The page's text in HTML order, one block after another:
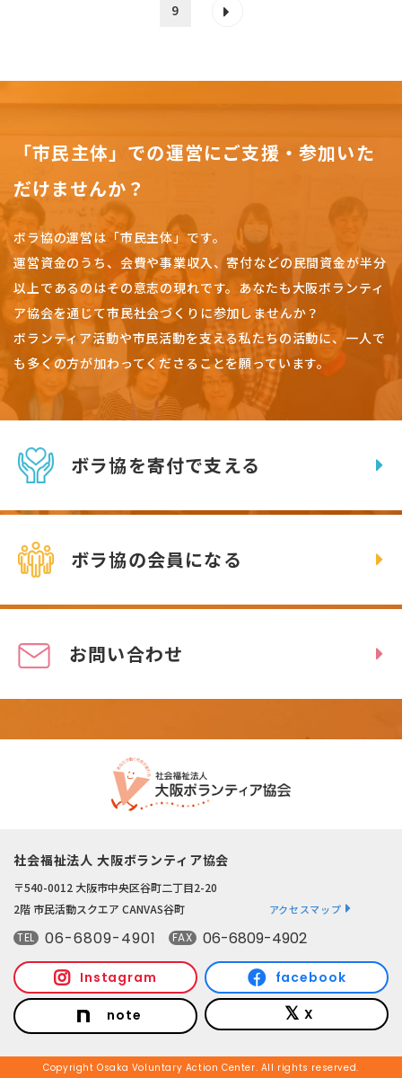
9
「市民主体」での運営にご支援・参加いた
だけませんか？
ボラ協の運営は「市民主体」です。
運営資金のうち、会費や事業収入、寄付などの民間資金が半分
以上であるのはその意志の現れです。 あなたも大阪ボランティ
ア協会を通じて市民社会づくりに参加しませんか？
ボランティア活動や市民活動を支える私たちの活動に、一人で
も多くの方が加わってくださることを願っています。
ボラ協を寄付で支える
ボラ協の会員になる
お問い合わせ
社会福祉法人 大阪ボランティア協会
〒540-0012 大阪市中央区谷町二丁目2-20
2階 市民活動スクエア CANVAS谷町
アクセスマップ
TEL 06-6809-4901 FAX 06-6809-4902
Instagram facebook
note X
Copyright Osaka Voluntary Action Center. All rights reserved.